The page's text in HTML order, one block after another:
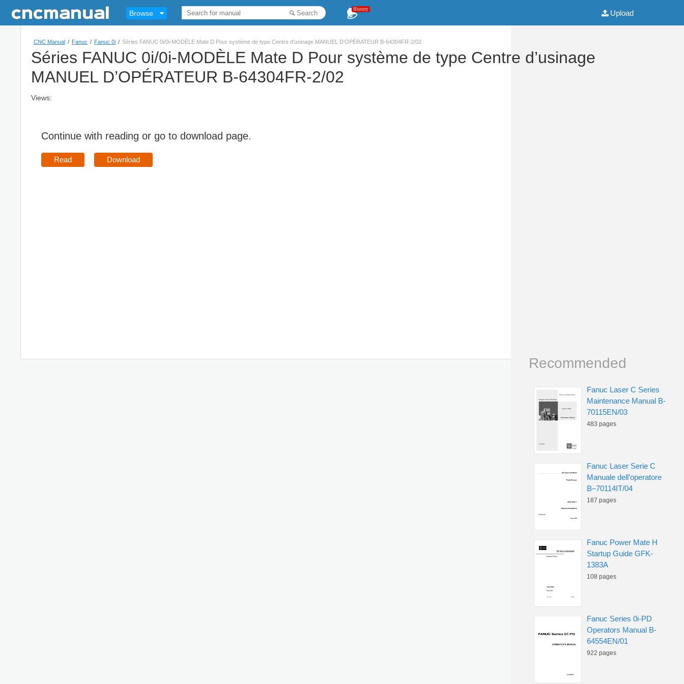
Browse Search History Upload
CNC Manual / Fanuc / Fanuc 0i / Séries FANUC 0i/0i-MODÈLE Mate D Pour système de type Centre d’usinage MANUEL D’OPÉRATEUR B-64304FR-2/02
Séries FANUC 0i/0i-MODÈLE Mate D Pour système de type Centre d’usinage
MANUEL D’OPÉRATEUR B-64304FR-2/02
Views:
Continue with reading or go to download page.
Read Download
Recommended
Fanuc Laser C Series
Maintenance Manual B-
70115EN/03
483 pages
Fanuc Laser Serie C
Manuale dell’operatore
B–70114IT/04
187 pages
Fanuc Power Mate H
Startup Guide GFK-
1383A
108 pages
Fanuc Series 0i-PD
Operators Manual B-
64554EN/01
922 pages